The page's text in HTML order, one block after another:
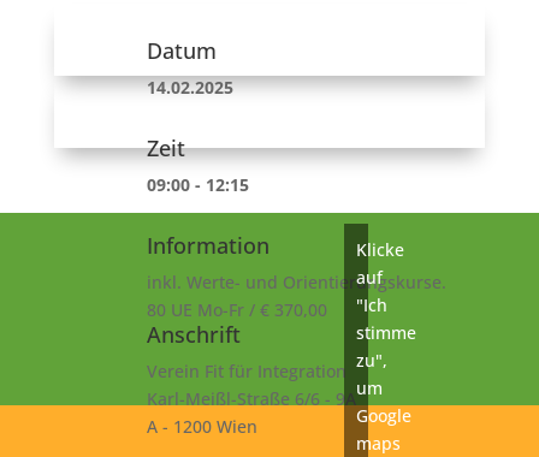
Datum
14.02.2025
Zeit
09:00 - 12:15
Information
inkl. Werte- und Orientierungskurse.
80 UE Mo-Fr / € 370,00
Anschrift
Verein Fit für Integration
Karl-Meißl-Straße 6/6 - 9A
A - 1200 Wien
Klicke
auf
"Ich
stimme
zu",
um
Google
maps